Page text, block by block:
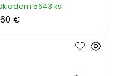
5643 ks
€